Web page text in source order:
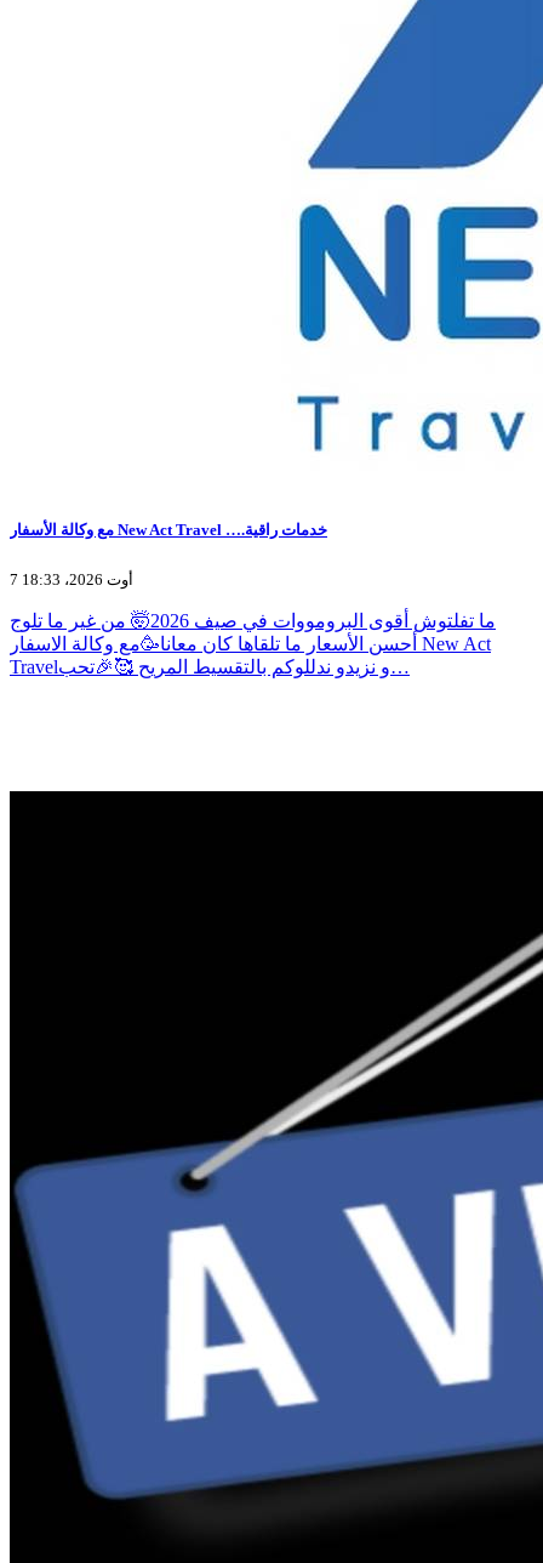
مع وكالة الأسفار New Act Travel ….خدمات راقية
7 أوت 2026، 18:33
ما تفلتوش أقوى البرومووات في صيف 2026🤯 من غير ما تلوج
أحسن الأسعار ما تلقاها كان معانا🥳مع وكالة الاسفار New Act
Travelو نزيدو ندللوكم بالتقسيط المريح 🥰🎉تحب…